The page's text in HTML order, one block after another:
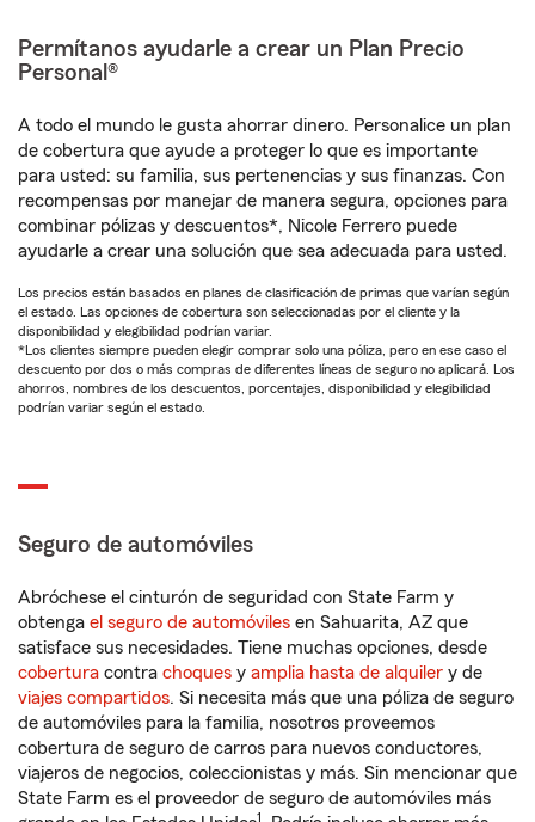
Permítanos ayudarle a crear un Plan Precio
Personal®
A todo el mundo le gusta ahorrar dinero. Personalice un plan
de cobertura que ayude a proteger lo que es importante
para usted: su familia, sus pertenencias y sus finanzas. Con
recompensas por manejar de manera segura, opciones para
combinar pólizas y descuentos*, Nicole Ferrero puede
ayudarle a crear una solución que sea adecuada para usted.
Los precios están basados en planes de clasificación de primas que varían según
el estado. Las opciones de cobertura son seleccionadas por el cliente y la
disponibilidad y elegibilidad podrían variar.
*Los clientes siempre pueden elegir comprar solo una póliza, pero en ese caso el
descuento por dos o más compras de diferentes líneas de seguro no aplicará. Los
ahorros, nombres de los descuentos, porcentajes, disponibilidad y elegibilidad
podrían variar según el estado.
Seguro de automóviles
Abróchese el cinturón de seguridad con State Farm y
obtenga el seguro de automóviles en Sahuarita, AZ que
satisface sus necesidades. Tiene muchas opciones, desde
cobertura contra choques y amplia hasta de alquiler y de
viajes compartidos. Si necesita más que una póliza de seguro
de automóviles para la familia, nosotros proveemos
cobertura de seguro de carros para nuevos conductores,
viajeros de negocios, coleccionistas y más. Sin mencionar que
State Farm es el proveedor de seguro de automóviles más
1